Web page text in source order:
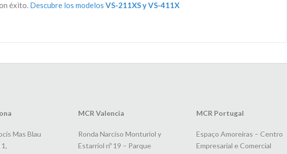
éxito. Descubre los modelos VS-211XS y VS-411X
Mas Blau
MCR Valencia
Ronda Narciso Monturiol y
Estarriol nº 19 – Parque
MCR Portugal
Espaço Amoreiras – Centro
Empresarial e Comercial